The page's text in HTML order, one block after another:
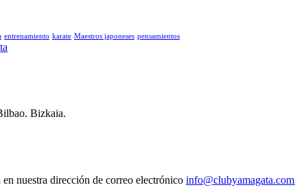
entrenamiento karate Maestros japoneses pensamientos
Bizkaia.
nuestra dirección de correo electrónico info@clubyamagata.com